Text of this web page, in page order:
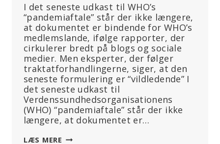
I det seneste udkast til WHO’s
“pandemiaftale” står der ikke længere,
at dokumentet er bindende for WHO’s
medlemslande, ifølge rapporter, der
cirkulerer bredt på blogs og sociale
medier. Men eksperter, der følger
traktatforhandlingerne, siger, at den
seneste formulering er “vildledende” I
det seneste udkast til
Verdenssundhedsorganisationens
(WHO) “pandemiaftale” står der ikke
længere, at dokumentet er…
LÆS MERE HAR